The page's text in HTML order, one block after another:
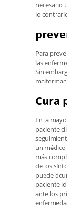
necesario
lo
Para
las
Sin
Cura
En la
paciente
un
más
de los
puede
paciente
ante los